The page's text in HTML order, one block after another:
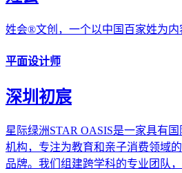
姓会®文创，一个以中国百家姓为内
平面设计师
深圳初宸
星际绿洲STAR OASIS是一家具有
机构，专注为教育和亲子消费领域
品牌。我们组建跨学科的专业团队